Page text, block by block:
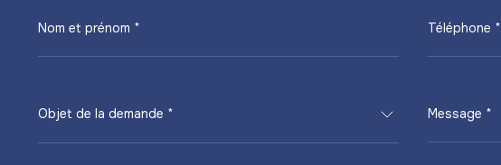
Nom et prénom * Téléphone *
Objet de la demande * Message *